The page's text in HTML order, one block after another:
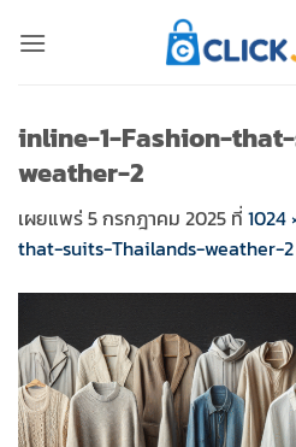
inline-1-Fashion-
weather-2
เผยแพร่5 กรกฎาคม 2025 ที่ 1024
that-suits-Thailands-weather-2